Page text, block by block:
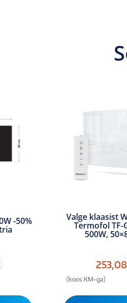
-50% Valge klaasist
Termofol TF-
500W,
253,08
(koos KM-ga)